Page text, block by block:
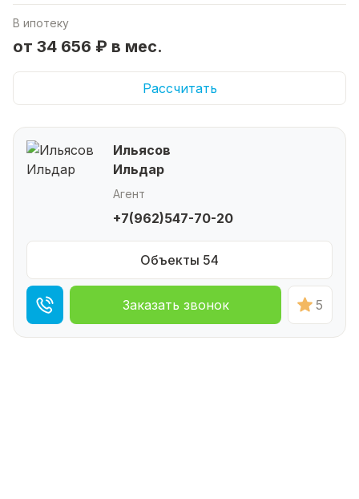
В ипотеку
от 34 656 ₽ в мес.
Рассчитать
Ильясов
Ильдар
Агент
+7(962)547-70-20
Объекты 54
Заказать звонок 5